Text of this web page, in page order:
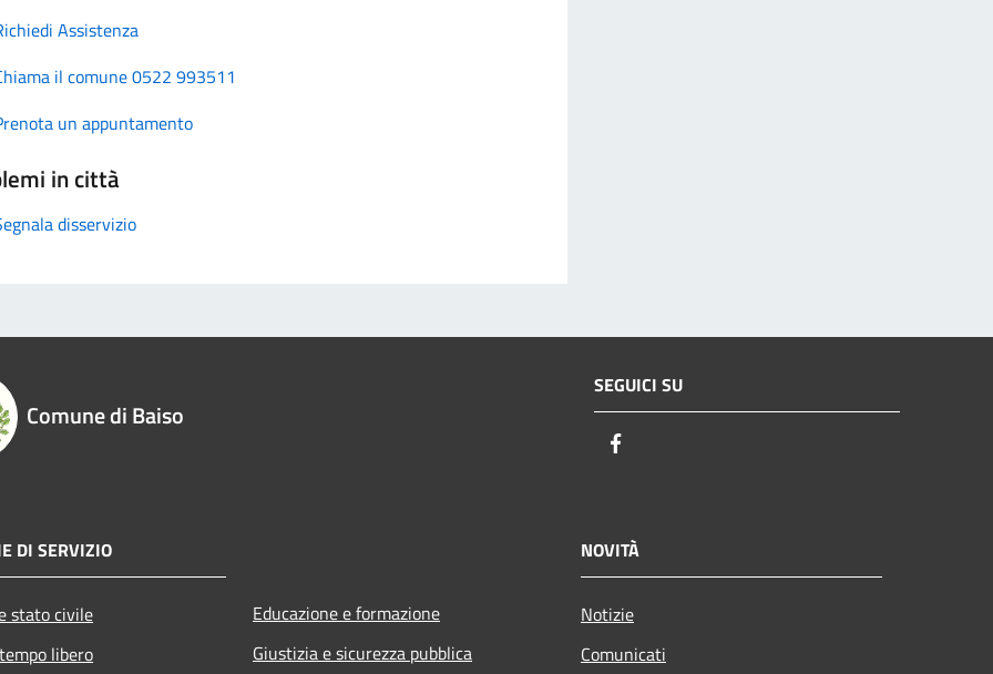
Assistenza
il comune 0522 993511
un appuntamento
in città
disservizio
Comune di Baiso
SEGUICI SU
DI SERVIZIO
stato civile
libero
Educazione e formazione
Giustizia e sicurezza pubblica
NOVITÀ
Notizie
Comunicati